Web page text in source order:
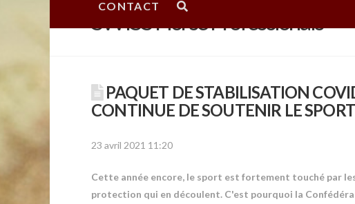
|
SHP
CONTACT
SWISS Horse Professionals
PAQUET DE STABILISATION
CONTINUE DE SOUTENIR LE
23 avril 2021 11:20
Cette année encore, le sport est fortement touché par
protection qui en découlent. C'est pourquoi la